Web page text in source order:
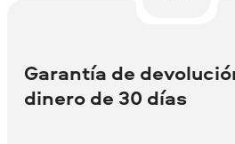
Garantía de
dinero de 30 días